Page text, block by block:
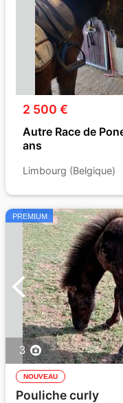
2 500 €
Autre Race de
ans
Limbourg (Belgique)
PREMIUM
3
NOUVEAU
Pouliche curly